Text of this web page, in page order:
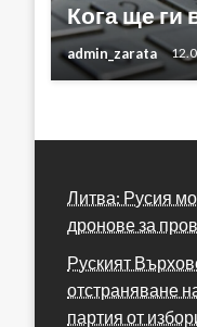
Кога ще ги
admin_zarata
Литва: Русия
дронове за
Руският
отстраняване
партия от